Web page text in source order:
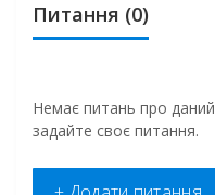
Питання (0)
Немає питань про
задайте своє питання.